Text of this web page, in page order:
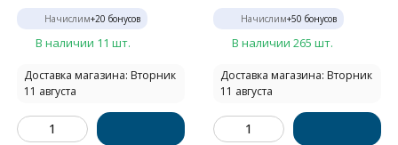
Начислим+20 бонусов
В наличии 11 шт.
Доставка магазина: Вторник
11 августа
Начислим+50 бонусов
В наличии 265 шт.
Доставка магазина: Вторник
11 августа